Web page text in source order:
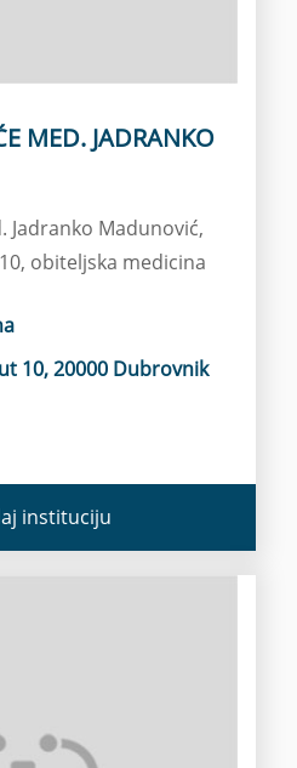
MED. JADRANKO
Jadranko Madunović,
obiteljska medicina
10, 20000 Dubrovnik
instituciju